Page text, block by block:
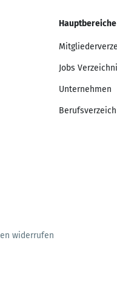
Hauptbereiche
Jobs
Unternehmen
widerrufen